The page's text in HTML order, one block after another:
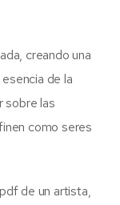
creando una
de la
sobre las
como seres
de un artista,